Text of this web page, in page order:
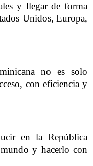
y llegar de forma
Unidos, Europa,
no es solo
con eficiencia y
en la República
y hacerlo con